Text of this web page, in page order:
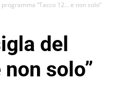
“Tacco 12… e non solo”
del
solo”